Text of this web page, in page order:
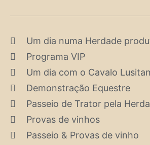
Um dia numa Herdade
Programa VIP
Um dia com o Cavalo
Demonstração Equestre
Passeio de Trator pela
Provas de vinhos
Passeio & Provas de vinho